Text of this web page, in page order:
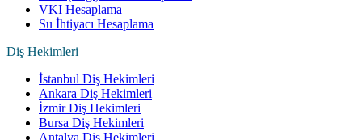
VKI Hesaplama
Su İhtiyacı Hesaplama
Diş Hekimleri
İstanbul Diş Hekimleri
Ankara Diş Hekimleri
İzmir Diş Hekimleri
Bursa Diş Hekimleri